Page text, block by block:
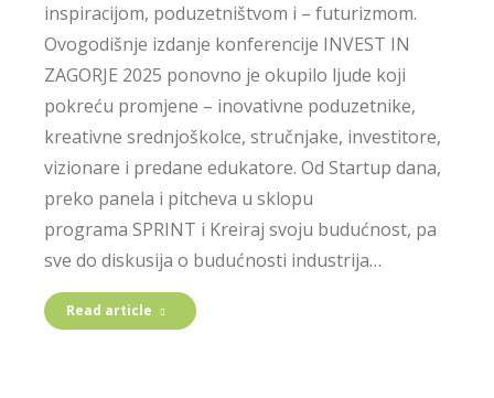
inspiracijom, poduzetništvom i – futurizmom.
Ovogodišnje izdanje konferencije INVEST IN
ZAGORJE 2025 ponovno je okupilo ljude koji
pokreću promjene – inovativne poduzetnike,
kreativne srednjoškolce, stručnjake, investitore,
vizionare i predane edukatore. Od Startup dana,
preko panela i pitcheva u sklopu
programa SPRINT i Kreiraj svoju budućnost, pa
sve do diskusija o budućnosti industrija…
Read article